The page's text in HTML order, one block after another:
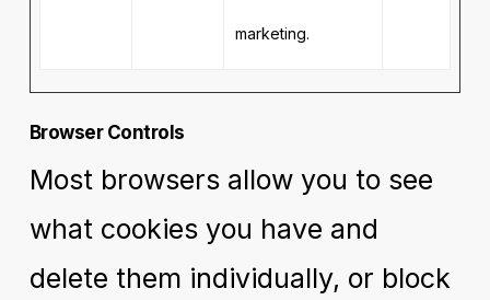
marketing.
Browser Controls
Most browsers allow you to see
what cookies you have and
delete them individually, or block